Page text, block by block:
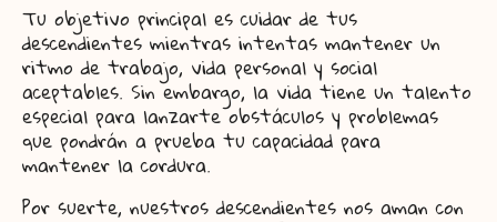
Tu objetivo principal es cuidar de tus
descendientesmientras intentas mantener un
ritmo de trabajo, vida personal y social
aceptables. Sin embargo, la vida tiene un talento
especial para lanzarte obstáculos y problemas
que pondrán a prueba tu capacidad para
mantener la cordura.
Por suerte, nuestros descendientes nos aman con